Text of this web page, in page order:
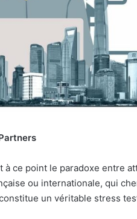
ce point le paradoxe entre
ou internationale, qui
un véritable stress